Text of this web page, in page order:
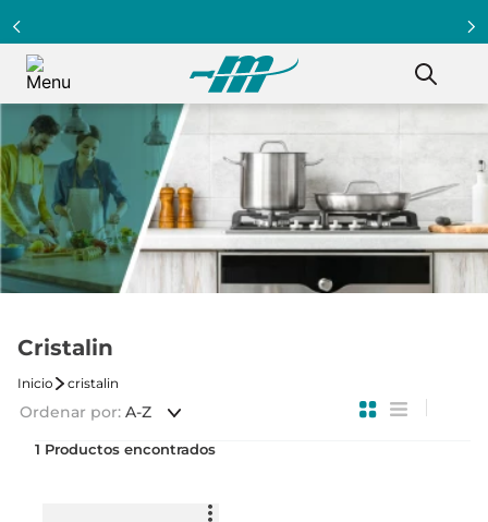
Cristalin
cristalin
Ordenar por A-Z
1